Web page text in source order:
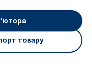
товару